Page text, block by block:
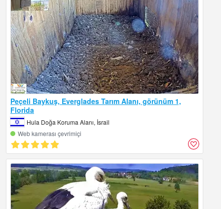
Peçeli Baykuş, Everglades Tarım Alanı, görünüm 1,
Florida
Hula Doğa Koruma Alanı, İsrail
Web kamerası çevrimiçi